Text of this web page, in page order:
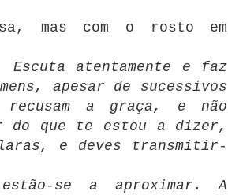
mas com o rosto em
atentamente e faz
apesar de sucessivos
a graça, e não
do que te estou a dizer,
e deves transmitir-
se a aproximar. A